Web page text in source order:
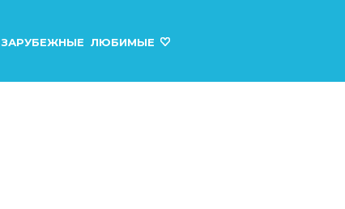
ЗАРУБЕЖНЫЕ ЛЮБИМЫЕ